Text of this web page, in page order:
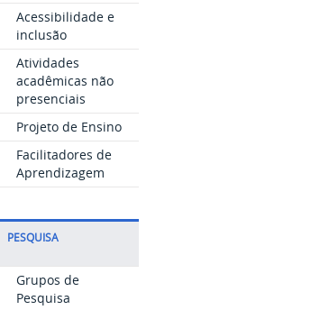
Acessibilidade e
inclusão
Atividades
acadêmicas não
presenciais
Projeto de Ensino
Facilitadores de
Aprendizagem
PESQUISA
Grupos de
Pesquisa